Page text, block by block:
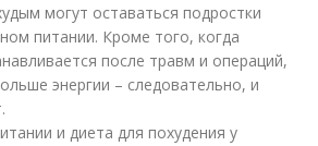
могут оставаться подростки
питании. Кроме того, когда
после травм и операций,
энергии – следовательно, и
и диета для похудения у